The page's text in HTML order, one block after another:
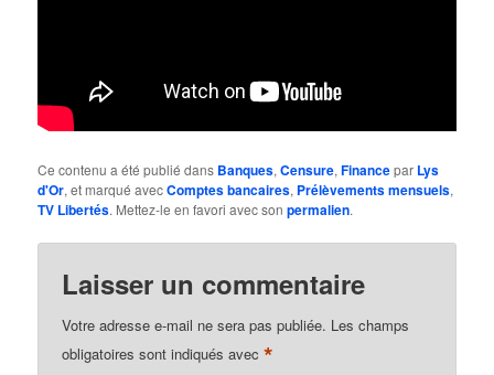
Ce contenu a été publié dans Banques,Censure,Financepar Lys
d'Or, et marqué avecComptes bancaires, Prélèvements mensuels,
TV Libertés. Mettez-le en favori avec sonpermalien.
Laisser un commentaire
Votre adresse e-mail ne sera pas publiée. Les champs
obligatoires sont indiqués avec*